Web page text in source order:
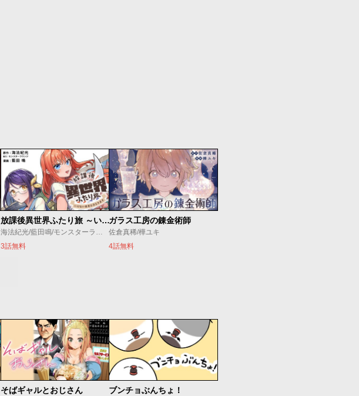
放課後異世界ふたり旅 ～いらない勇者ひきとります～
3話無料
ガラス工房の錬金術師
佐倉真稀/樺ユキ
4話無料
そばギャルとおじさん ブンチョぶんちょ！